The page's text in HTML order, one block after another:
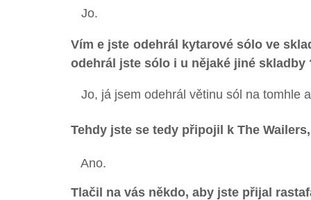
Jo.
Vím e jste odehrál kytarové sólo ve
odehrál jste sólo i u nějaké jiné skladby
Jo, já jsem odehrál větinu sól na tomhle
Tehdy jste se tedy připojil k The
Ano.
Tlačil na vás někdo, aby jste přijal